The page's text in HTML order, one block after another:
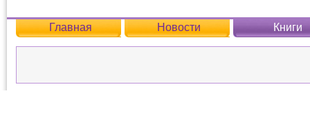
Главная Новости Книги